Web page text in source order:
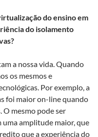
do ensino em
do isolamento
a nossa vida. Quando
os mesmos e
Por exemplo, a
foi maior on-line quando
O mesmo pode ser
uma amplitude maior, que
que a experiência do